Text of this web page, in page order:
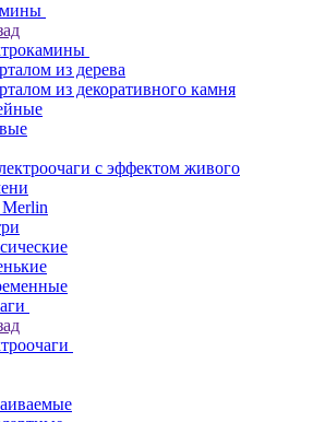
из дерева
из декоративного камня
с эффектом живого
Merlin